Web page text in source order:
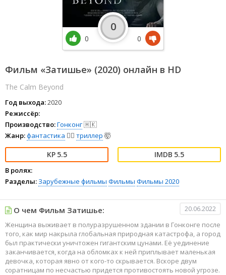
Фильм «Затишье» (2020) онлайн в HD
The Calm Beyond
Год выхода:2020
Режиссёр:
Производство:Гонконг🇭🇰
Жанр:фантастика 🧙‍♀️ триллер 🤯
5.5 5.5
В ролях:
Разделы: Зарубежные фильмы Фильмы Фильмы 2020
0
0
0
О чем Фильм Затишье: 20.06.2022
Женщина выживает в полуразрушенном здании в Гонконге после
того, как мир накрыла глобальная природная катастрофа, а город
был практически уничтожен гигантским цунами. Её уединение
заканчивается, когда на обломках к ней приплывает маленькая
девочка, которая явно от кого-то скрывается. Вскоре двум
соратницам по несчастью придется противостоять новой угрозе.